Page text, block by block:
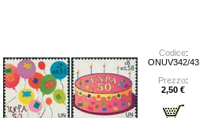
Codice:
ONUV342/43
Prezzo:
2,50 €